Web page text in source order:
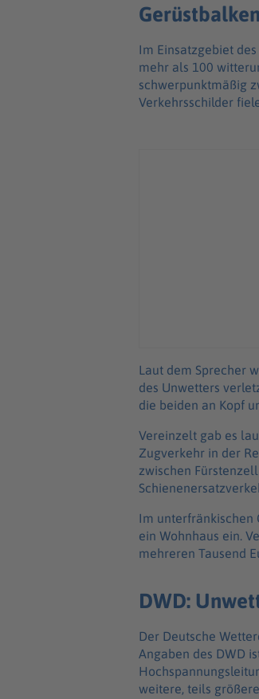
Im Einsatzgebiet
mehr als 100
schwerpunktmäßig
Verkehrsschilder
Laut dem Sprecher
des Unwetters
die beiden an Kopf
Vereinzelt gab es
Zugverkehr in der
zwischen
Im unterfränkischen
ein Wohnhaus ein.
mehreren Tausend
DWD:
Der Deutsche
Angaben des DWD
weitere, teils